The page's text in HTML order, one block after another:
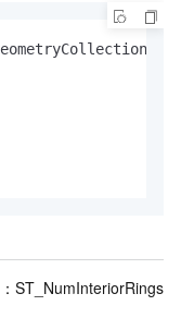
ST_NumInteriorRings